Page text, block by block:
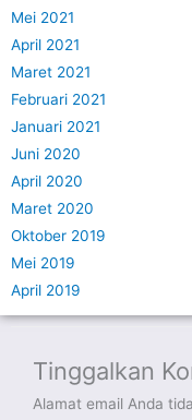
Mei 2021
April 2021
Maret 2021
Februari 2021
Januari 2021
Juni 2020
April 2020
Maret 2020
Oktober 2019
Mei 2019
April 2019
Tinggalkan
Alamat email Anda